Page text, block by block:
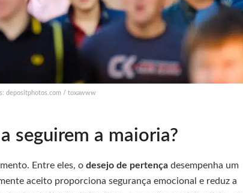
depositphotos.com / toxawww
seguirem a maioria?
Entre eles, o desejo de pertença desempenha um
aceito proporciona segurança emocional e reduz a